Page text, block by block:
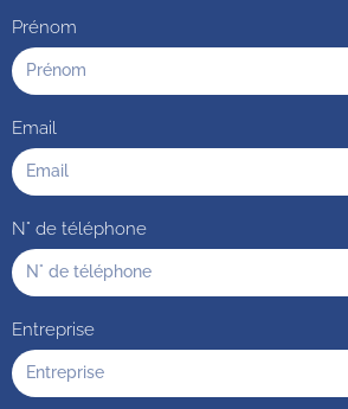
Prénom
Email
N° de téléphone
Entreprise